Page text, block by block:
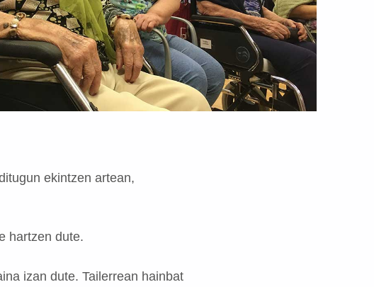
ekintzen artean,
hartzen dute.
izan dute. Tailerrean hainbat